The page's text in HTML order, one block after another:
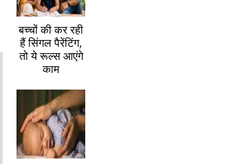
बच्चों की कर रही
हैं सिंगल पैरेंटिंग,
तो ये रूल्स आएंगे
काम